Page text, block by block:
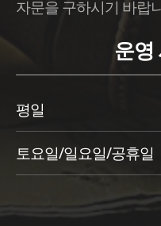
자문을 구하시기 바랍
운영
평일
토요일/일요일/공휴일